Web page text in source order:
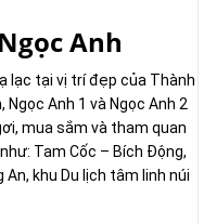
Anh
lạc tại vị trí đẹp của Thành
Anh 1 và Ngọc Anh 2
mua sắm và tham quan
Tam Cốc – Bích Động,
An, khu Du lịch tâm linh núi